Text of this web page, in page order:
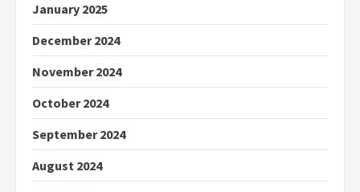
January 2025
December 2024
November 2024
October 2024
September 2024
August 2024